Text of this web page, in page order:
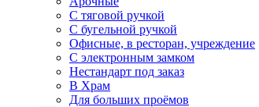
С тяговой ручкой
С бугельной ручкой
Офисные, в ресторан, учреждение
С электронным замком
Нестандарт под заказ
В Храм
Для больших проёмов